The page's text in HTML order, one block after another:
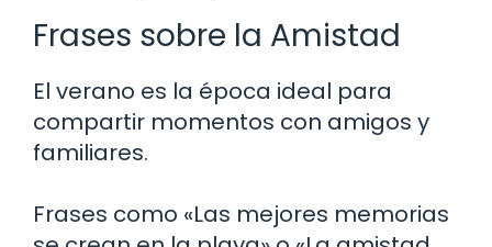
Frases sobre la Amistad
El verano es la época ideal para
compartir momentos con amigos y
familiares.
Frases como «Las mejores memorias